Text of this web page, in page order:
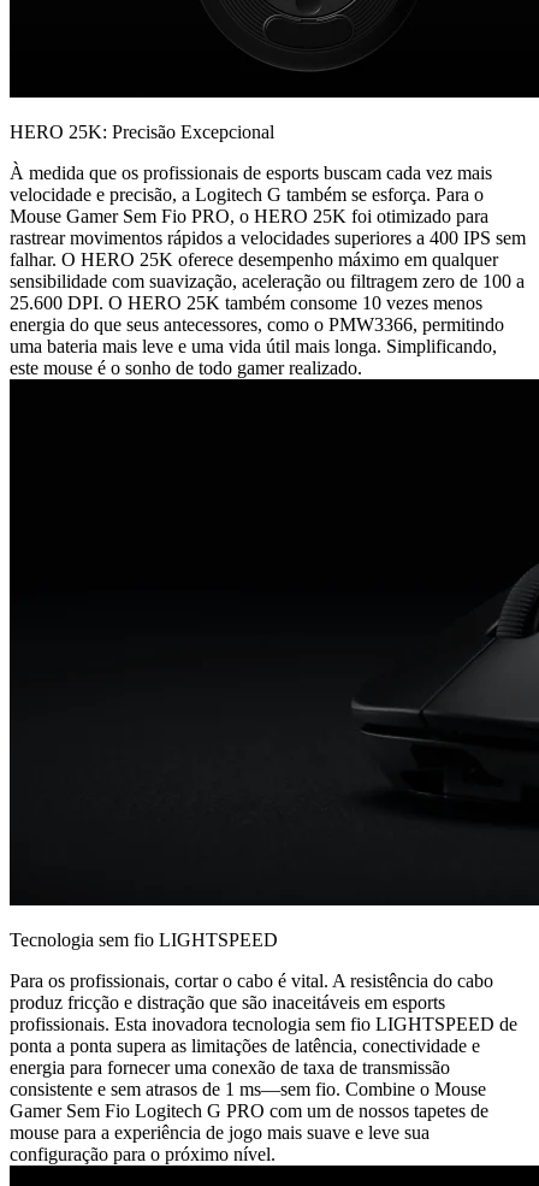
HERO 25K: Precisão Excepcional
À medida que os profissionais de esports buscam cada vez mais
velocidade e precisão, a Logitech G também se esforça. Para o
Mouse Gamer Sem Fio PRO, o HERO 25K foi otimizado para
rastrear movimentos rápidos a velocidades superiores a 400 IPS sem
falhar. O HERO 25K oferece desempenho máximo em qualquer
sensibilidade com suavização, aceleração ou filtragem zero de 100 a
25.600 DPI. O HERO 25K também consome 10 vezes menos
energia do que seus antecessores, como o PMW3366, permitindo
uma bateria mais leve e uma vida útil mais longa. Simplificando,
este mouse é o sonho de todo gamer realizado.
Tecnologia sem fio LIGHTSPEED
Para os profissionais, cortar o cabo é vital. A resistência do cabo
produz fricção e distração que são inaceitáveis em esports
profissionais. Esta inovadora tecnologia sem fio LIGHTSPEED de
ponta a ponta supera as limitações de latência, conectividade e
energia para fornecer uma conexão de taxa de transmissão
consistente e sem atrasos de 1 ms—sem fio. Combine o Mouse
Gamer Sem Fio Logitech G PRO com um de nossos tapetes de
mouse para a experiência de jogo mais suave e leve sua
configuração para o próximo nível.